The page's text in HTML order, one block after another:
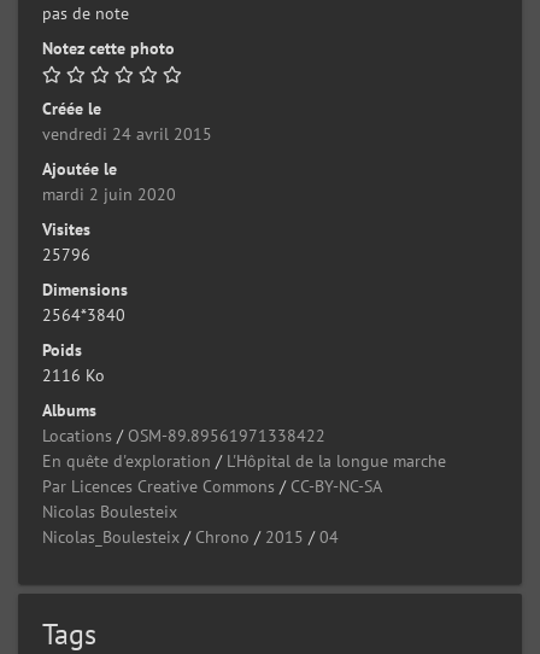
pas de note
Notez cette photo
Créée le
vendredi 24 avril 2015
Ajoutée le
mardi 2 juin 2020
Visites
25796
Dimensions
2564*3840
Poids
2116 Ko
Albums
Locations / OSM-89.89561971338422
En quête d'exploration / L'Hôpital de la longue marche
Par Licences Creative Commons / CC-BY-NC-SA
Nicolas Boulesteix
Nicolas_Boulesteix / Chrono / 2015 /04
Tags